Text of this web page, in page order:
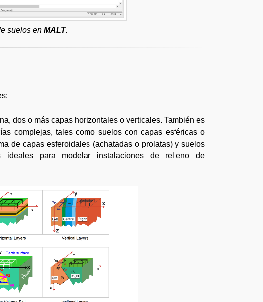
suelos en MALT.
dos o más capas horizontales o verticales. También es
complejas, tales como suelos con capas esféricas o
de capas esferoidales (achatadas o prolatas) y suelos
ideales para modelar instalaciones de relleno de